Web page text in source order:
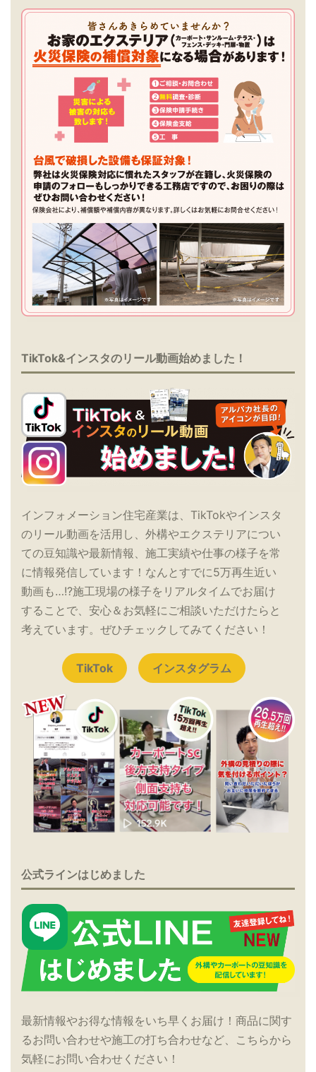
TikTok&インスタのリール動画始めました！
インフォメーション住宅産業は、TikTokやインスタ
のリール動画を活用し、外構やエクステリアについ
ての豆知識や最新情報、施工実績や仕事の様子を常
に情報発信しています！なんとすでに5万再生近い
動画も…!?施工現場の様子をリアルタイムでお届け
することで、安心＆お気軽にご相談いただけたらと
考えています。ぜひチェックしてみてください！
TikTok インスタグラム
公式ラインはじめました
最新情報やお得な情報をいち早くお届け！商品に関す
るお問い合わせや施工の打ち合わせなど、こちらから
気軽にお問い合わせください！